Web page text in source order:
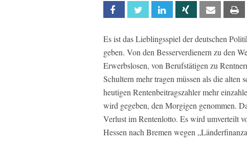
Facebook Twitter Linkedin Xing Email
Es ist das Lieblingsspiel der deutschen
geben. Von den Besserverdienern zu den
Erwerbslosen, von Berufstätigen zu
Schultern mehr tragen müssen als die
heutigen Rentenbeitragszahler mehr
wird gegeben, den Morgigen genommen.
Verlust im Rentenlotto. Es wird umverteilt
Hessen nach Bremen wegen